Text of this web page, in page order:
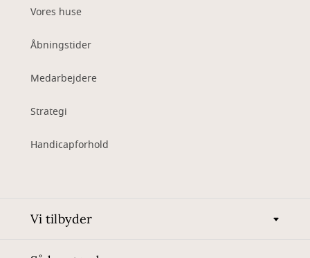
Vores huse
Åbningstider
Medarbejdere
Strategi
Handicapforhold
Vi tilbyder